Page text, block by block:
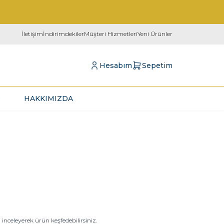
İletişimİndirimdekilerMüşteri HizmetleriYeni Ürünler
Hesabım Sepetim
HAKKIMIZDA
ürün keşfedebilirsiniz.